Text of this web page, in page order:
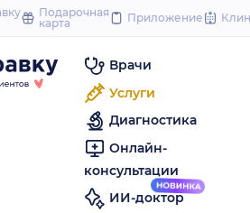
to
Закрыть
Подарочная
карта
Приложение
Врачи
Услуги
Диагностика
Онлайн-
консультации
ИИ-доктор